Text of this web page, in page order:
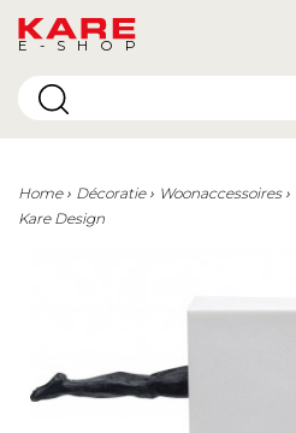
E-SHOP
Home Décoratie Woonaccessoires
Kare Design